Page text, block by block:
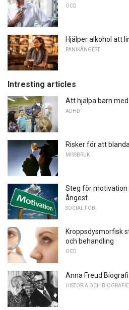
OCD
Hjälper alkohol att
PANIKÅNGEST
Intresting articles
Att hjälpa barn med
ADHD
Risker för att
MISSBRUK
Steg för motivation
ångest
SOCIAL FOBI
Kroppsdysmorfisk
och behandling
OCD
Anna Freud
HISTORIA OCH